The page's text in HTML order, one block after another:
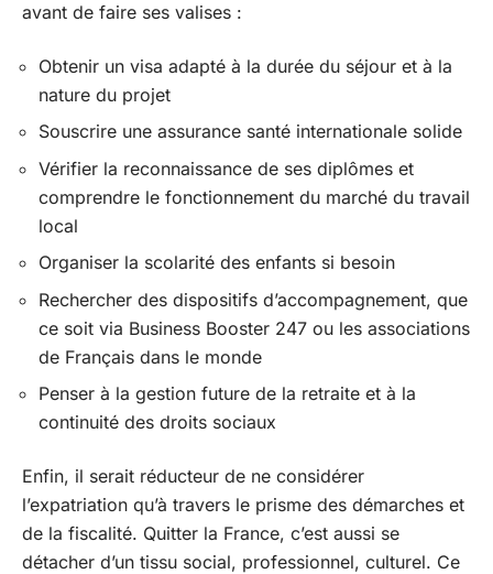
avant de faire ses valises :
Obtenir un visa adapté à la durée du séjour et à la
nature du projet
Souscrire une assurance santé internationale solide
Vérifier la reconnaissance de ses diplômes et
comprendre le fonctionnement du marché du travail
local
Organiser la scolarité des enfants si besoin
Rechercher des dispositifs d’accompagnement, que
ce soit via Business Booster 247 ou les associations
de Français dans le monde
Penser à la gestion future de la retraite et à la
continuité des droits sociaux
Enfin, il serait réducteur de ne considérer
l’expatriation qu’à travers le prisme des démarches et
de la fiscalité. Quitter la France, c’est aussi se
détacher d’un tissu social, professionnel, culturel. Ce